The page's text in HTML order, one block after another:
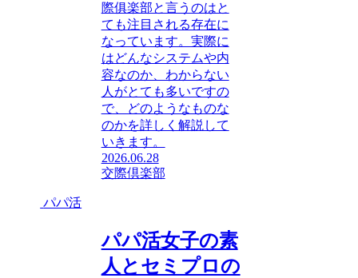
際俱楽部と言うのはと
ても注目される存在に
なっています。実際に
はどんなシステムや内
容なのか、わからない
人がとても多いですの
で、どのようなものな
のかを詳しく解説して
いきます。
2026.06.28
交際倶楽部
パパ活
パパ活女子の素
人とセミプロの